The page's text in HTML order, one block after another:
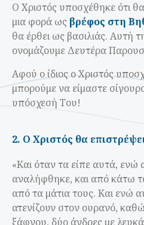
Ο Χριστός υποσχέθηκε ότι
μια φορά ως βρέφος στη
θα έρθει ως βασιλιάς. Αυτή
ονομάζουμε Δευτέρα
Αφού ο ίδιος ο Χριστός
μπορούμε να είμαστε
υπόσχεσή Του!
2. Ο Χριστός θα
«Kαι όταν τα είπε αυτά, ενώ
αναλήφθηκε, και από κάτω
από τα μάτια τους. Kαι ενώ
ατενίζουν στον ουρανό,
ξάφνου, δύο άνδρες με